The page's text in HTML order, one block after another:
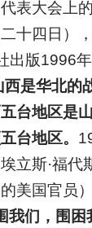
表大会上
十四日）
出版1996
是华北的
台地区是
台地区。
立斯·福代
美国官员
我们，围困